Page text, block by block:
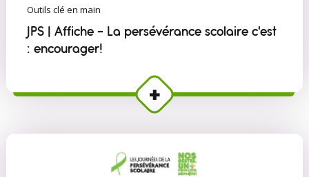
Outils clé en main
JPS | Affiche - La persévérance scolaire c'est
: encourager!